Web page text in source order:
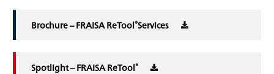
Brochure – FRAISA ReTool®Services
Spotlight – FRAISA ReTool®